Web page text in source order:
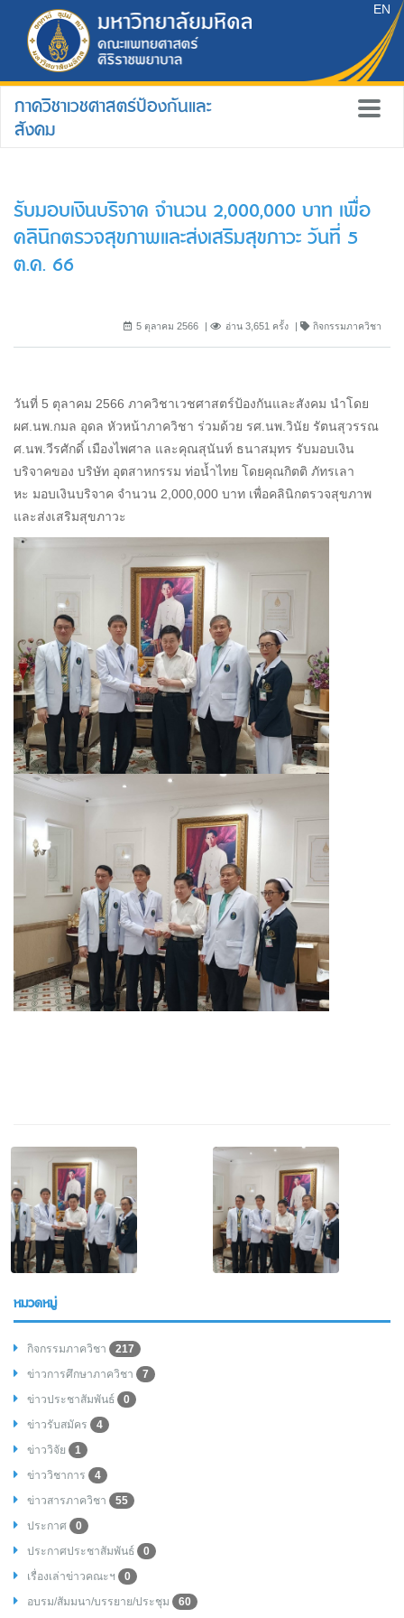
EN
ภาควิชาเวชศาสตร์ป้องกันและ
สังคม
รับมอบเงินบริจาค จำนวน 2,000,000 บาท เพื่อ
คลินิกตรวจสุขภาพและส่งเสริมสุขภาวะ วันที่ 5
ต.ค. 66
5 ตุลาคม 2566 อ่าน 3,651 ครั้ง กิจกรรมภาควิชา
วันที่ 5 ตุลาคม 2566 ภาควิชาเวชศาสตร์ป้องกันและสังคม นำโดย
ผศ.นพ.กมล อุดล หัวหน้าภาควิชา ร่วมด้วย รศ.นพ.วินัย รัตนสุวรรณ
ศ.นพ.วีรศักดิ์ เมืองไพศาล และคุณสุนันท์ ธนาสมุทร รับมอบเงิน
บริจาคของ บริษัท อุตสาหกรรม ท่อน้ำไทย โดยคุณกิตติ ภัทรเลา
หะ มอบเงินบริจาค จำนวน 2,000,000 บาท เพื่อคลินิกตรวจสุขภาพ
และส่งเสริมสุขภาวะ
หมวดหมู่
กิจกรรมภาควิชา
217
ข่าวการศึกษาภาควิชา
7
ข่าวประชาสัมพันธ์
0
ข่าวรับสมัคร
4
ข่าววิจัย
1
ข่าววิชาการ
4
ข่าวสารภาควิชา
55
ประกาศ
0
ประกาศประชาสัมพันธ์
0
เรื่องเล่าข่าวคณะฯ
0
อบรม/สัมมนา/บรรยาย/ประชุม
60